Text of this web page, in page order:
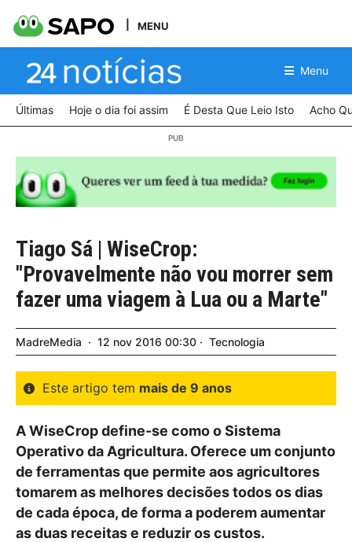
MENU
Menu
Últimas Hoje o dia foi assim É Desta Que Leio Isto Acho
Tiago Sá | WiseCrop:
"Provavelmente não vou morrer sem
fazer uma viagem à Lua ou a Marte"
MadreMedia 12 nov 2016 00:30 Tecnologia
Este artigo tem mais de 9 anos
A WiseCrop define-se como o Sistema
Operativo da Agricultura. Oferece um conjunto
de ferramentas que permite aos agricultores
tomarem as melhores decisões todos os dias
de cada época, de forma a poderem aumentar
as duas receitas e reduzir os custos.